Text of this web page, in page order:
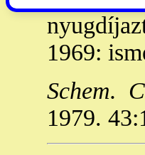
1969:
Schem.
1979.